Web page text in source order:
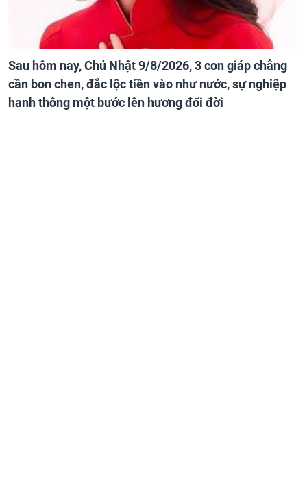
Sau hôm nay, Chủ Nhật 9/8/2026, 3 con giáp chẳng
cần bon chen, đắc lộc tiền vào như nước, sự nghiệp
hanh thông một bước lên hương đổi đời